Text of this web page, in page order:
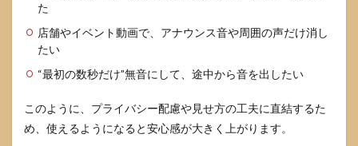
た
店舗やイベント動画で、アナウンス音や周囲の声だけ消し
たい
“最初の数秒だけ”無音にして、途中から音を出したい
このように、プライバシー配慮や見せ方の工夫に直結するた
め、使えるようになると安心感が大きく上がります。